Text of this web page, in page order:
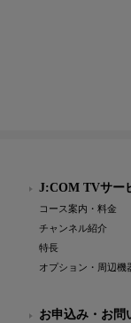
J:COM TVサー
コース案内・料金
チャンネル紹介
特長
オプション・周辺機
お申込み・お問